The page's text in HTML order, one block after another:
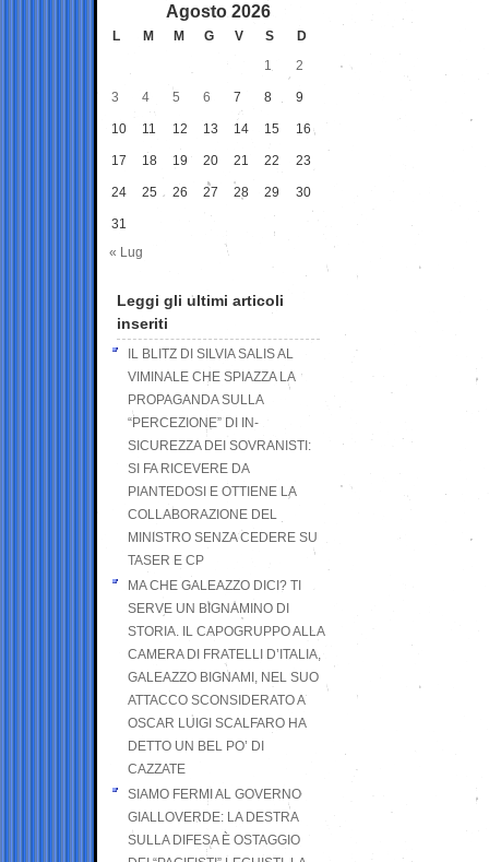
Agosto 2026
L M M G V S
D
1
2
3 4 5 6 7 8 9
10 11 12 13 14 15 16
17 18 19 20 21 22 23
24 25 26 27 28 29 30
31
« Lug
Leggi gli ultimi articoli
inseriti
IL BLITZ DI SILVIA SALIS AL
VIMINALE CHE SPIAZZA LA
PROPAGANDA SULLA
“PERCEZIONE” DI IN-
SICUREZZA DEI SOVRANISTI:
SI FA RICEVERE DA
PIANTEDOSI E OTTIENE LA
COLLABORAZIONE DEL
MINISTRO SENZA CEDERE SU
TASER E CP
MA CHE GALEAZZO DICI? TI
SERVE UN BIGNAMINO DI
STORIA. IL CAPOGRUPPO ALLA
CAMERA DI FRATELLI D’ITALIA,
GALEAZZO BIGNAMI, NEL SUO
ATTACCO SCONSIDERATO A
OSCAR LUIGI SCALFARO HA
DETTO UN BEL PO’ DI
CAZZATE
SIAMO FERMI AL GOVERNO
GIALLOVERDE: LA DESTRA
SULLA DIFESA È OSTAGGIO